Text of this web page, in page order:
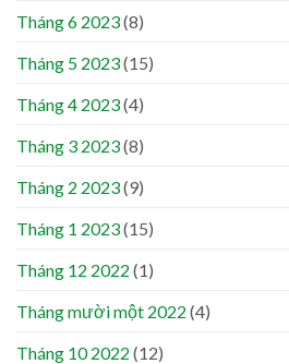
Tháng 6 2023(8)
Tháng 5 2023(15)
Tháng 4 2023(4)
Tháng 3 2023(8)
Tháng 2 2023(9)
Tháng 1 2023(15)
Tháng 12 2022 (1)
Tháng mười một 2022 (4)
Tháng 10 2022 (12)